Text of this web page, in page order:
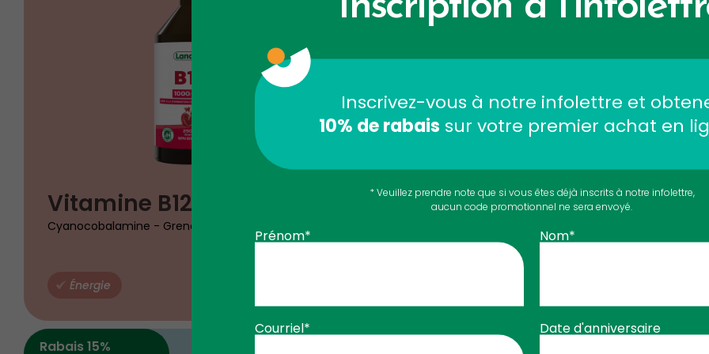
Vitamine B12
Cyanocobalamine - Grenade
Énergie
Vitamine B12
Méthylcobalamine - Cerise
30 99$
Rabais 15%
Inscrivez-vous à notre infolettre et
10% de rabais sur votre premier achat en
* Veuillez prendre note que si vous êtes déjà inscrits à notre infolettre,
aucun code promotionnel ne sera envoyé.
Prénom* Nom*
Courriel* Date d'anniversaire